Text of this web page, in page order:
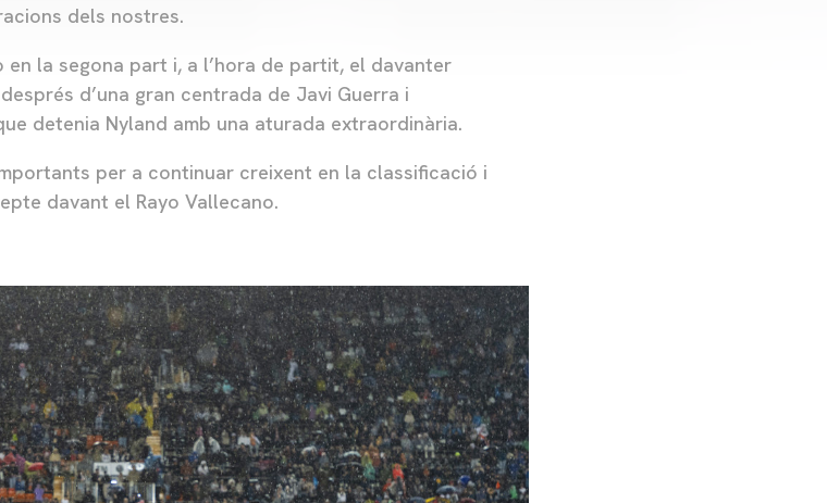
dels nostres.
la segona part i, a l’hora de partit, el davanter
d’una gran centrada de Javi Guerra i
detenia Nyland amb una aturada extraordinària.
per a continuar creixent en la classificació i
davant el Rayo Vallecano.